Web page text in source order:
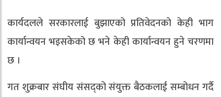
कार्यदलले सरकारलाई बुझाएको प्रतिवेदनको केही भाग
कार्यान्वयन भइसकेको छ भने केही कार्यान्वयन हुने चरणमा
छ ।
गत शुक्रबार संघीय संसद्को संयुक्त बैठकलाई सम्बोधन गर्दै